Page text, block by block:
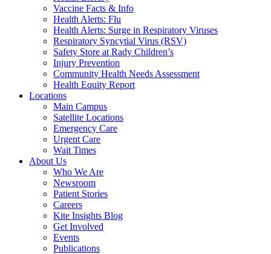
Vaccine Facts & Info
Health Alerts: Flu
Health Alerts: Surge in Respiratory Viruses
Respiratory Syncytial Virus (RSV)
Safety Store at Rady Children’s
Injury Prevention
Community Health Needs Assessment
Health Equity Report
Locations
Main Campus
Satellite Locations
Emergency Care
Urgent Care
Wait Times
About Us
Who We Are
Newsroom
Patient Stories
Careers
Kite Insights Blog
Get Involved
Events
Publications